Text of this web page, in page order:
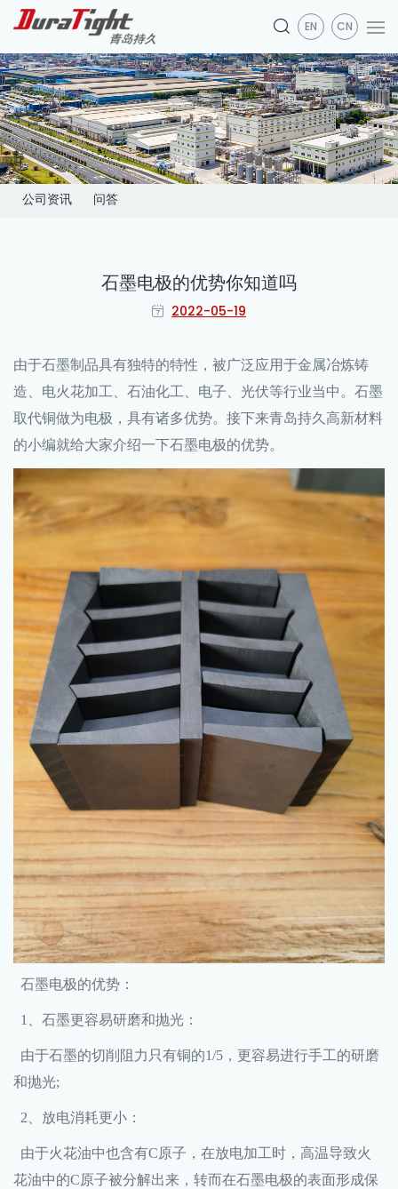
EN CN
公司资讯 问答
石墨电极的优势你知道吗
2022-05-19
由于石墨制品具有独特的特性，被广泛应用于金属冶炼铸
造、电火花加工、石油化工、电子、光伏等行业当中。石墨
取代铜做为电极，具有诸多优势。接下来青岛持久高新材料
的小编就给大家介绍一下石墨电极的优势。
石墨电极的优势：
1、石墨更容易研磨和抛光：
由于石墨的切削阻力只有铜的1/5，更容易进行手工的研磨
和抛光;
2、放电消耗更小：
由于火花油中也含有C原子，在放电加工时，高温导致火
花油中的C原子被分解出来，转而在石墨电极的表面形成保